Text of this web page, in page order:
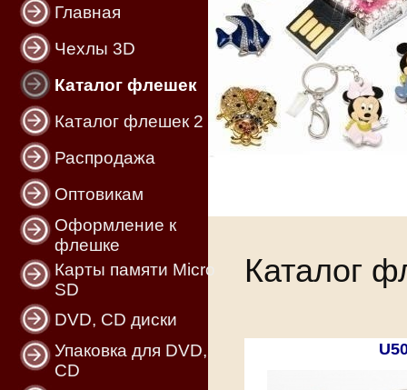
Главная
Чехлы 3D
Каталог флешек
Каталог флешек 2
Распродажа
Оптовикам
Оформление к
флешке
Карты памяти Micro
SD
DVD, CD диски
Упаковка для DVD,
CD
Каталог